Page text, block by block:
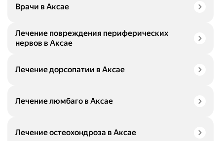
Врачи в Аксае
Лечение повреждения периферических
нервов в Аксае
Лечение дорсопатии в Аксае
Лечение люмбаго в Аксае
Лечение остеохондроза в Аксае